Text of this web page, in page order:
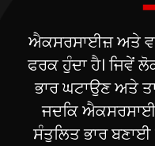
ਐਕਸਰਸਾਈਜ਼ ਅਤੇ
ਫਰਕ ਹੁੰਦਾ ਹੈ। ਜਿਵੇਂ
ਭਾਰ ਘਟਾਉਣ ਅਤੇ
ਜਦਕਿ
ਸੰਤੁਲਿਤ ਭਾਰ